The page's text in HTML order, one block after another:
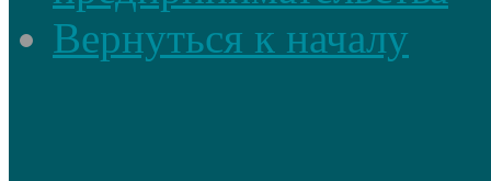
Вернуться к началу